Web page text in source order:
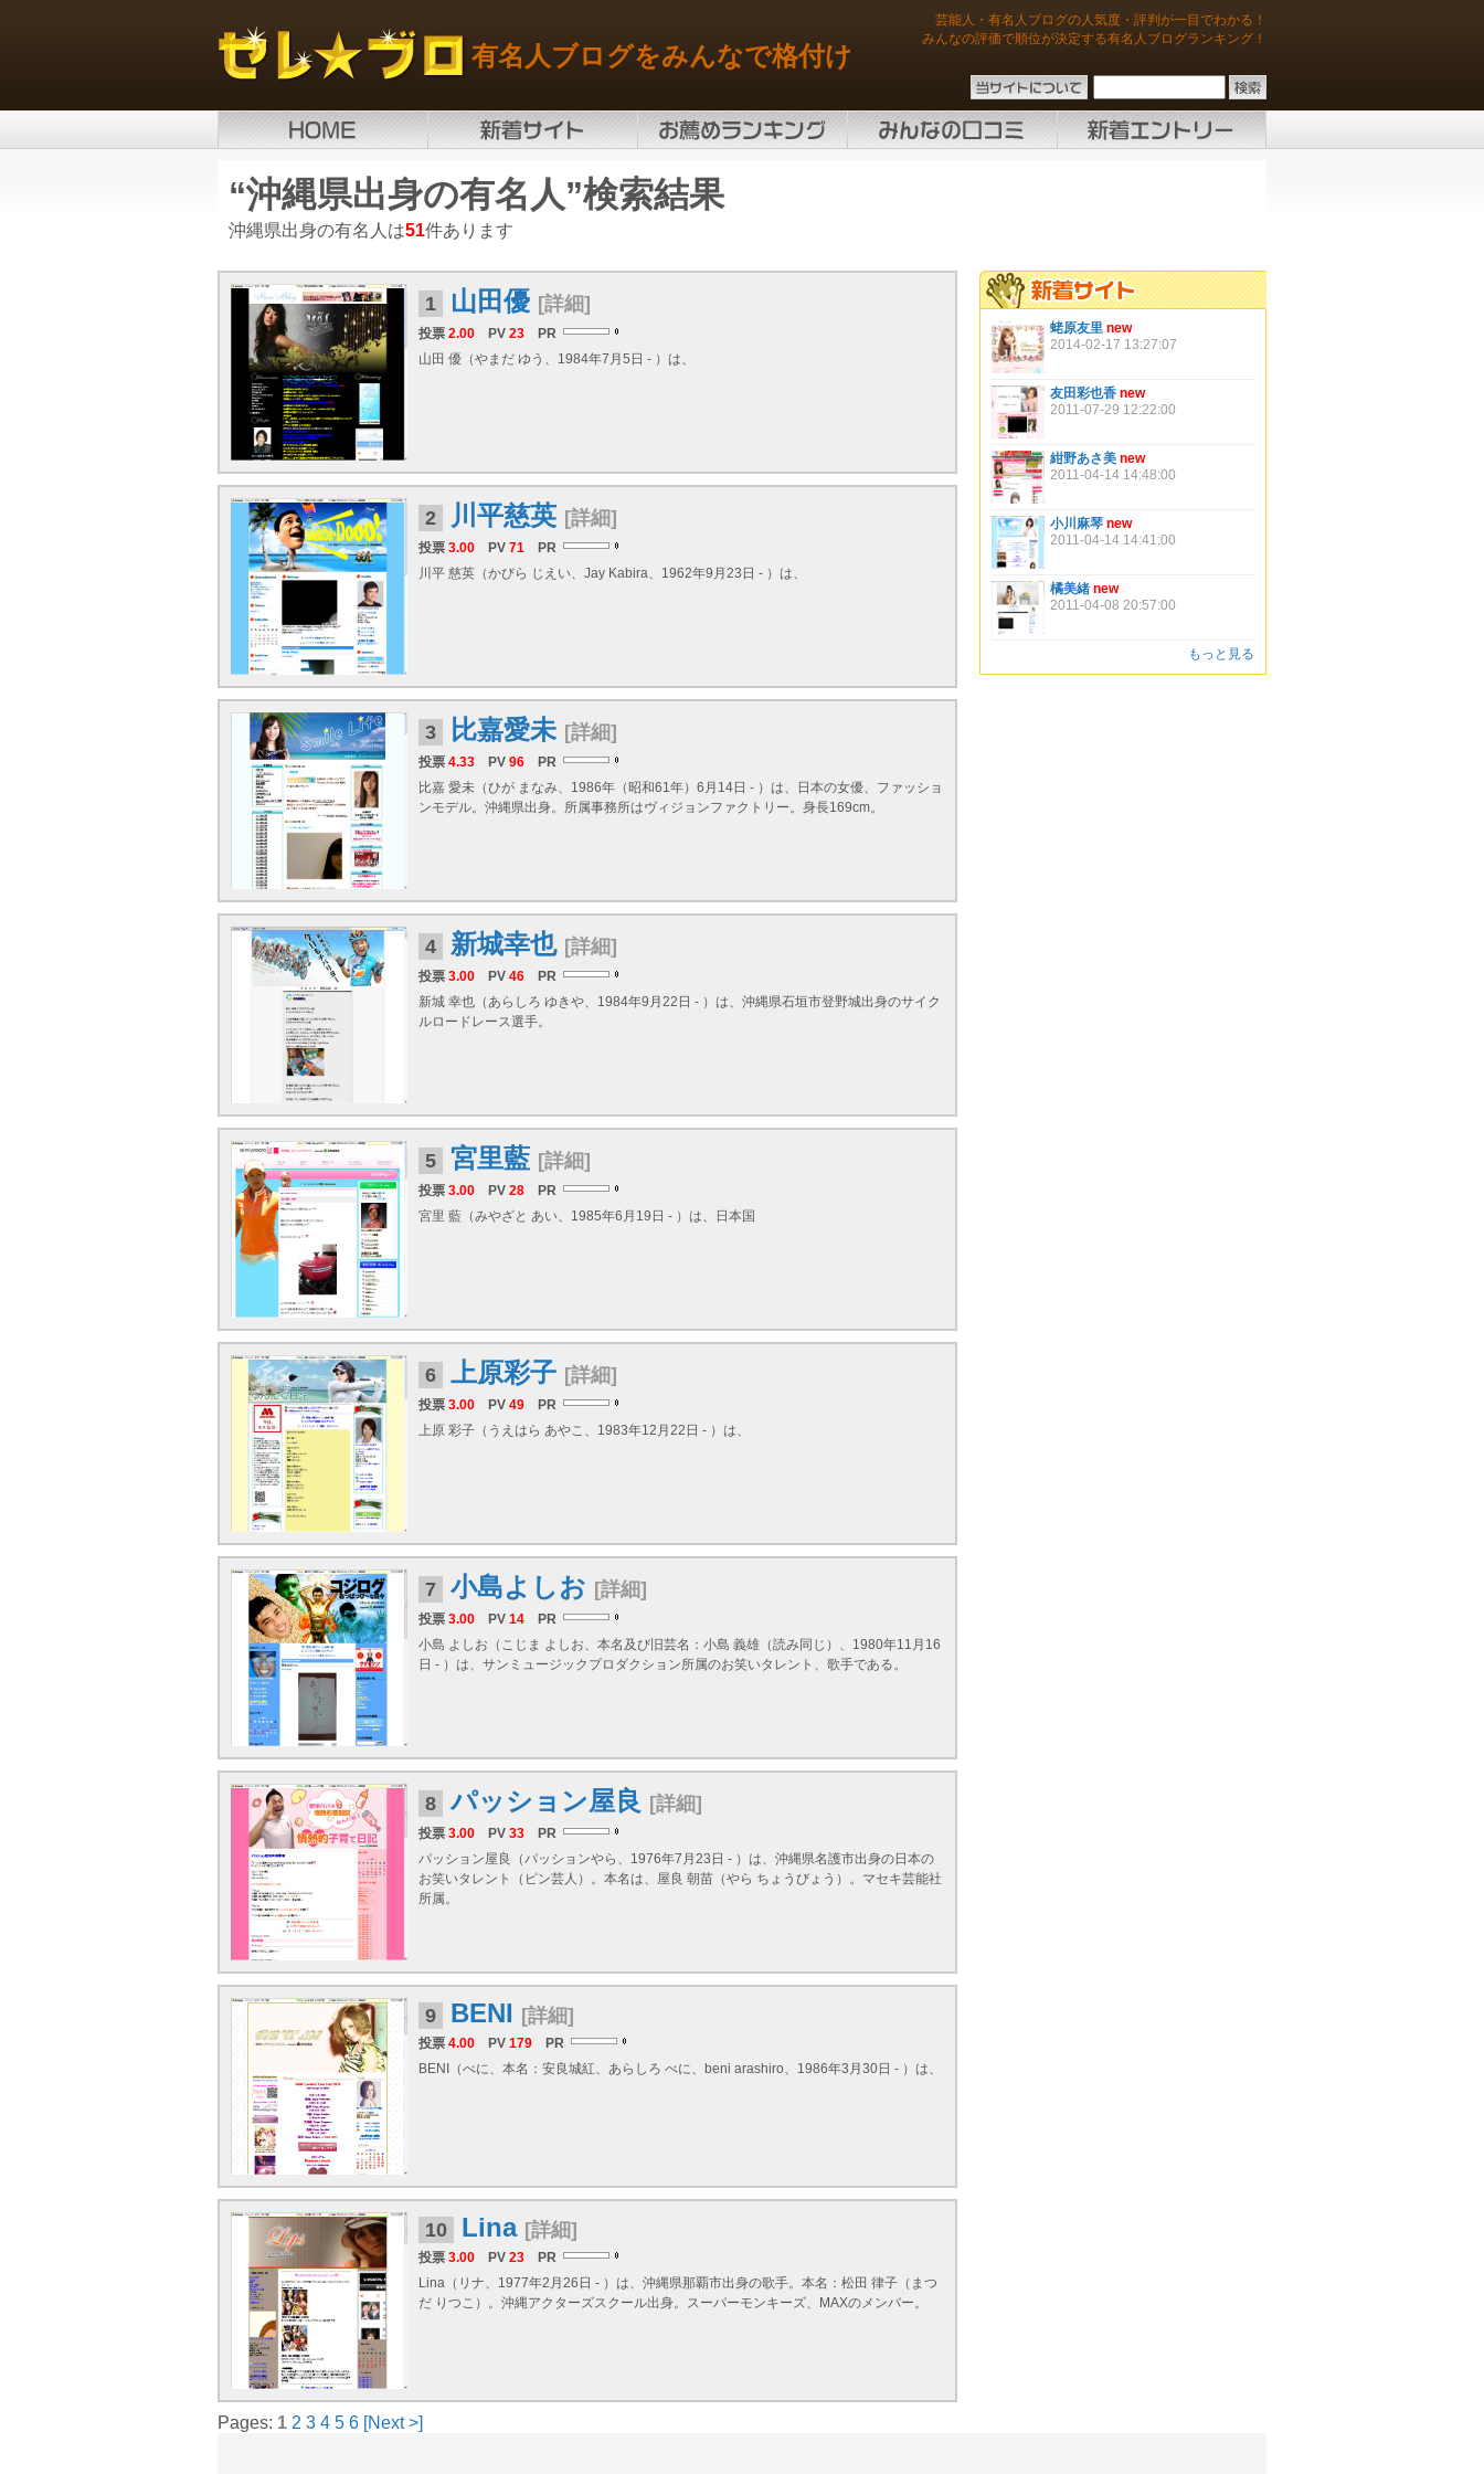
有名人ブログをみんなで格付け
芸能人・有名人ブログの人気度・評判が一目でわかる！
みんなの評価で順位が決定する有名人ブログランキング！
“沖縄県出身の有名人”検索結果
沖縄県出身の有名人は51件あります
1 山田優 [詳細]
投票 2.00 PV 23
PR
山田 優（やまだ ゆう、1984年7月5日 - ）は、
2 川平慈英 [詳細]
投票 3.00 PV 71
PR
川平 慈英（かびら じえい、Jay Kabira、1962年9月23日 - ）は、
3 比嘉愛未 [詳細]
投票 4.33 PV 96
PR
比嘉 愛未（ひが まなみ、1986年（昭和61年）6月14日 - ）は、日本の女優、ファッショ
ンモデル。 沖縄県出身。所属事務所はヴィジョンファクトリー。身長169cm。
4 新城幸也 [詳細]
投票 3.00 PV 46
PR
新城 幸也（あらしろ ゆきや、1984年9月22日 - ）は、 沖縄県石垣市登野城出身のサイク
ルロードレース選手。
5 宮里藍 [詳細]
投票 3.00 PV 28
PR
宮里 藍（みやざと あい、1985年6月19日 - ）は、日本国
6 上原彩子 [詳細]
投票 3.00 PV 49
PR
上原 彩子（うえはら あやこ、1983年12月22日 - ）は、
7 小島よしお [詳細]
投票 3.00 PV 14
PR
小島 よしお（こじま よしお、本名及び旧芸名：小島 義雄（読み同じ）、1980年11月16
日 - ）は、サンミュージックプロダクション所属のお笑いタレント、歌手である。
8 パッション屋良 [詳細]
投票 3.00 PV 33
PR
パッション屋良（パッションやら、1976年7月23日 - ）は、 沖縄県名護市出身の日本の
お笑いタレント（ピン芸人）。本名は、屋良 朝苗（やら ちょうびょう）。マセキ芸能社
所属。
9 BENI [詳細]
投票 4.00 PV 179
PR
BENI（べに、本名：安良城紅、あらしろ べに、beni arashiro、1986年3月30日 - ）は、
10 Lina [詳細]
投票 3.00 PV 23
PR
Lina（リナ、1977年2月26日 - ）は、 沖縄県那覇市出身の歌手。本名：松田 律子（まつ
だ りつこ）。沖縄アクターズスクール出身。スーパーモンキーズ、MAXのメンバー。
Pages: 1 2 3 4 5 6 [Next >]
蛯原友里 new
2014-02-17 13:27:07
友田彩也香 new
2011-07-29 12:22:00
紺野あさ美 new
2011-04-14 14:48:00
小川麻琴 new
2011-04-14 14:41:00
橘美緒 new
2011-04-08 20:57:00
もっと見る